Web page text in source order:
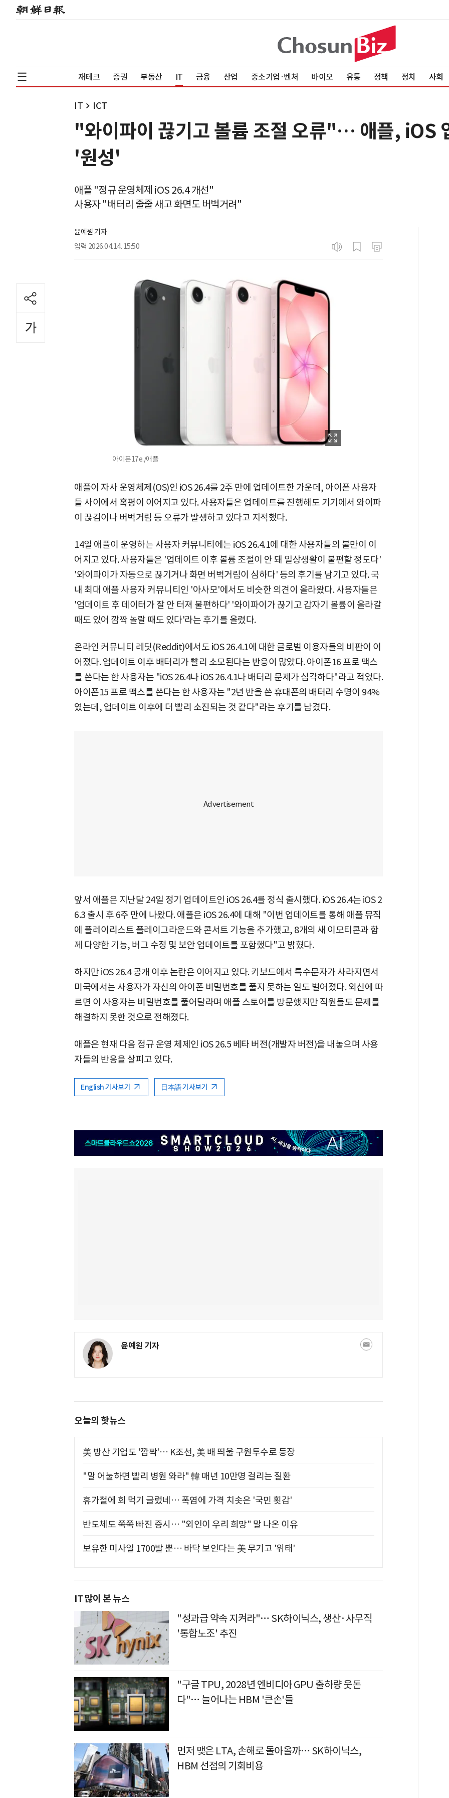
재테크 증권 부동산 IT 금융 산업 중소기업·벤처 바이오 유통 정책 정치 사회
IT ICT
"와이파이 끊기고 볼륨 조절 오류"… 애플, iOS
'원성'
애플 "정규 운영체제 iOS 26.4 개선"
사용자 "배터리 줄줄 새고 화면도 버벅거려"
윤예원 기자
입력 2026.04.14. 15:50
아이폰17e./애플
애플이 자사 운영체제(OS)인 iOS 26.4를 2주 만에 업데이트한 가운데, 아이폰 사용자
들 사이에서 혹평이 이어지고 있다. 사용자들은 업데이트를 진행해도 기기에서 와이파
이 끊김이나 버벅거림 등 오류가 발생하고 있다고 지적했다.
14일 애플이 운영하는 사용자 커뮤니티에는 iOS 26.4.1에 대한 사용자들의 불만이 이
어지고 있다. 사용자들은 '업데이트 이후 볼륨 조절이 안 돼 일상생활이 불편할 정도다'
'와이파이가 자동으로 끊기거나 화면 버벅거림이 심하다' 등의 후기를 남기고 있다. 국
내 최대 애플 사용자 커뮤니티인 '아사모'에서도 비슷한 의견이 올라왔다. 사용자들은
'업데이트 후 데이터가 잘 안 터져 불편하다' '와이파이가 끊기고 갑자기 볼륨이 올라갈
때도 있어 깜짝 놀랄 때도 있다'라는 후기를 올렸다.
온라인 커뮤니티 레딧(Reddit)에서도 iOS 26.4.1에 대한 글로벌 이용자들의 비판이 이
어졌다. 업데이트 이후 배터리가 빨리 소모된다는 반응이 많았다. 아이폰16 프로 맥스
를 쓴다는 한 사용자는 "iOS 26.4나 iOS 26.4.1나 배터리 문제가 심각하다"라고 적었다.
아이폰15 프로 맥스를 쓴다는 한 사용자는 "2년 반을 쓴 휴대폰의 배터리 수명이 94%
였는데, 업데이트 이후에 더 빨리 소진되는 것 같다"라는 후기를 남겼다.
앞서 애플은 지난달 24일 정기 업데이트인 iOS 26.4를 정식 출시했다. iOS 26.4는 iOS 2
6.3 출시 후 6주 만에 나왔다. 애플은 iOS 26.4에 대해 "이번 업데이트를 통해 애플 뮤직
에 플레이리스트 플레이그라운드와 콘서트 기능을 추가했고, 8개의 새 이모티콘과 함
께 다양한 기능, 버그 수정 및 보안 업데이트를 포함했다"고 밝혔다.
하지만 iOS 26.4 공개 이후 논란은 이어지고 있다. 키보드에서 특수문자가 사라지면서
미국에서는 사용자가 자신의 아이폰 비밀번호를 풀지 못하는 일도 벌어졌다. 외신에 따
르면 이 사용자는 비밀번호를 풀어달라며 애플 스토어를 방문했지만 직원들도 문제를
해결하지 못한 것으로 전해졌다.
애플은 현재 다음 정규 운영 체제인 iOS 26.5 베타 버전(개발자 버전)을 내놓으며 사용
자들의 반응을 살피고 있다.
English 기사보기 日本語 기사보기
윤예원 기자
오늘의 핫뉴스
美 방산 기업도 '깜짝'… K조선, 美 배 띄울 구원투수로 등장
"말 어눌하면 빨리 병원 와라" 韓 매년 10만명 걸리는 질환
휴가철에 회 먹기 글렀네… 폭염에 가격 치솟은 '국민 횟감'
반도체도 쭉쭉 빠진 증시… "외인이 우리 희망" 말 나온 이유
보유한 미사일 1700발 뿐… 바닥 보인다는 美 무기고 '위태'
IT 많이 본 뉴스
"성과급 약속 지켜라"… SK하이닉스, 생산·사무직
'통합노조' 추진
"구글 TPU, 2028년 엔비디아 GPU 출하량 웃돈
다"… 늘어나는 HBM '큰손'들
먼저 맺은 LTA, 손해로 돌아올까… SK하이닉스,
HBM 선점의 기회비용